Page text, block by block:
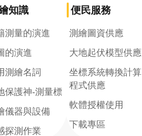
知識
測量的演進
的演進
測繪名詞
保護神-測量標
儀器與設備
探測作業
便民服務
測繪圖資供應
大地起伏模型供應
坐標系統轉換計算
程式供應
軟體授權使用
下載專區